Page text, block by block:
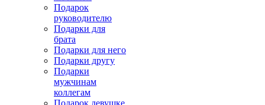
Подарок
руководителю
Подарки для
брата
Подарки для него
Подарки другу
Подарки
мужчинам
коллегам
Подарок девушке